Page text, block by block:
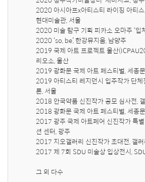
2020 아시아프x아티스티 라이징 아티
현대미술관, 서울
2020 미술 탐구 기획 피카소 오마주 ‘입
2020 ‘so, be’, 한강뮤지움, 남양주
2019 국제 아트 프로젝트 울산
리오소, 울산
2019 광화문 국제 아트 페스티벌, 세종
2019 아티스티 레지던시 입주작가 단체
론, 서울
2018 안국약품 신진작가 공모 심사전,
2018 광화문 국제 아트 페스티벌, 세종
2017 광주 국제 아트페어 신진작가 특
션 센터, 광주
2017 지오갤러리 신진작가 초대전, 갤
2017 제 7회 SDU 미술상 입상전시,
그 외 다수